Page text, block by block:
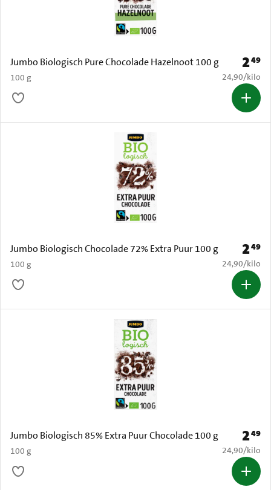
Jumbo Biologisch Pure Chocolade Hazelnoot 100 g
100 g
Prijs:
249
€ 24,90 per
24,90/kilo
Jumbo Biologisch Chocolade 72% Extra Puur 100 g
100 g
Prijs:
249
€ 24,90 per
24,90/kilo
Jumbo Biologisch 85% Extra Puur Chocolade 100 g
100 g
Prijs:
249
€ 24,90 per
24,90/kilo